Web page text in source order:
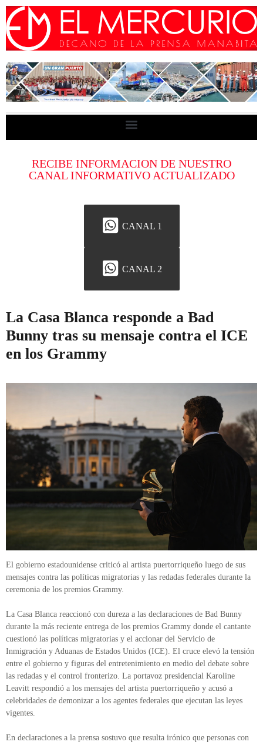
RECIBE INFORMACION DE NUESTRO
CANAL INFORMATIVO ACTUALIZADO
CANAL 1
CANAL 2
La Casa Blanca responde a Bad
Bunny tras su mensaje contra el ICE
en los Grammy
El gobierno estadounidense criticó al artista puertorriqueño luego de sus
mensajes contra las políticas migratorias y las redadas federales durante la
ceremonia de los premios Grammy.
La Casa Blanca reaccionó con dureza a las declaraciones de Bad Bunny
durante la más reciente entrega de los premios Grammy donde el cantante
cuestionó las políticas migratorias y el accionar del Servicio de
Inmigración y Aduanas de Estados Unidos (ICE). El cruce elevó la tensión
entre el gobierno y figuras del entretenimiento en medio del debate sobre
las redadas y el control fronterizo. La portavoz presidencial Karoline
Leavitt respondió a los mensajes del artista puertorriqueño y acusó a
celebridades de demonizar a los agentes federales que ejecutan las leyes
vigentes.
En declaraciones a la prensa sostuvo que resulta irónico que personas con